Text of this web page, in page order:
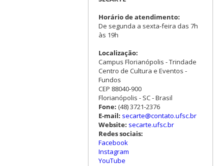
Horário de atendimento:
De segunda a sexta-feira das 7h
às 19h
Localização:
Campus Florianópolis - Trindade
Centro de Cultura e Eventos -
Fundos
CEP 88040-900
Florianópolis - SC - Brasil
Fone: (48) 3721-2376
E-mail: secarte@contato.ufsc.br
Website: secarte.ufsc.br
Redes sociais:
Facebook
Instagram
YouTube